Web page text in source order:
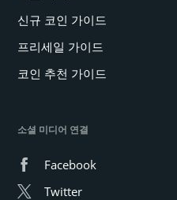
신규 코인 가이드
프리세일 가이드
코인 추천 가이드
소셜 미디어 연결
Facebook
Twitter